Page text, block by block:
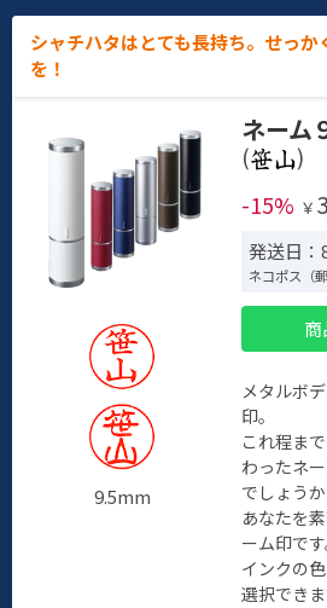
シャチハタはとても長持ち。せっか
を！
9.5mm
ネーム
(
)
-15% ￥
発送日：
ネコポス（
メタルボ
印。
これ程ま
わったネ
でしょうか
あなたを
ーム印です
インクの
選択できま